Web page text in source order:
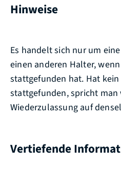
Hinweise
Es handelt sich nur um
einen anderen Halter,
stattgefunden hat. Hat
stattgefunden, spricht man
Wiederzulassung auf
Vertiefende